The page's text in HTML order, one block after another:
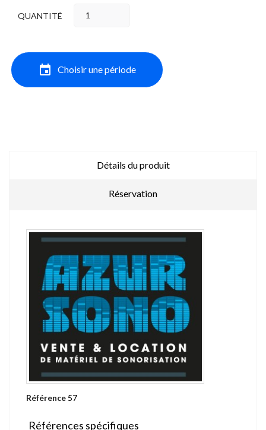
QUANTITÉ
event Choisir une période
Détails du produit
Réservation
Référence 57
Références spécifiques